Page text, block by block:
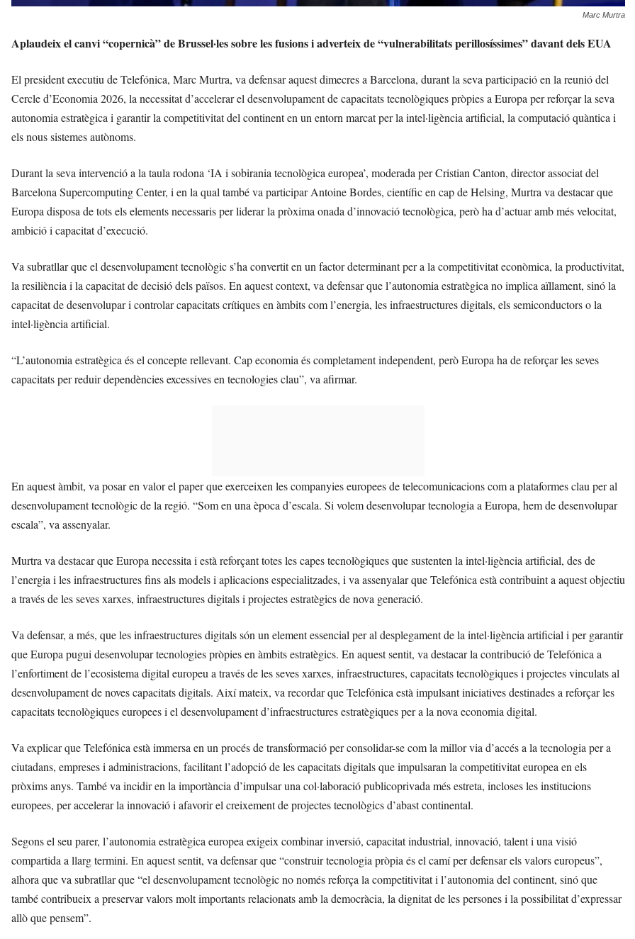
Marc Murtra
Aplaudeix el canvi “copernicà” de Brussel·les sobre les fusions i adverteix de “vulnerabilitats perillosíssimes” davant dels EUA
El president executiu de Telefónica, Marc Murtra, va defensar aquest dimecres a Barcelona, durant la seva participació en la reunió del
Cercle d’Economia 2026, la necessitat d’accelerar el desenvolupament de capacitats tecnològiques pròpies a Europa per reforçar la seva
autonomia estratègica i garantir la competitivitat del continent en un entorn marcat per la intel·ligència artificial, la computació quàntica i
els nous sistemes autònoms.
Durant la seva intervenció a la taula rodona ‘IA i sobirania tecnològica europea’, moderada per Cristian Canton, director associat del
Barcelona Supercomputing Center, i en la qual també va participar Antoine Bordes, científic en cap de Helsing, Murtra va destacar que
Europa disposa de tots els elements necessaris per liderar la pròxima onada d’innovació tecnològica, però ha d’actuar amb més velocitat,
ambició i capacitat d’execució.
Va subratllar que el desenvolupament tecnològic s’ha convertit en un factor determinant per a la competitivitat econòmica, la productivitat,
la resiliència i la capacitat de decisió dels països. En aquest context, va defensar que l’autonomia estratègica no implica aïllament, sinó la
capacitat de desenvolupar i controlar capacitats crítiques en àmbits com l’energia, les infraestructures digitals, els semiconductors o la
intel·ligència artificial.
“L’autonomia estratègica és el concepte rellevant. Cap economia és completament independent, però Europa ha de reforçar les seves
capacitats per reduir dependències excessives en tecnologies clau”, va afirmar.
En aquest àmbit, va posar en valor el paper que exerceixen les companyies europees de telecomunicacions com a plataformes clau per al
desenvolupament tecnològic de la regió. “Som en una època d’escala. Si volem desenvolupar tecnologia a Europa, hem de desenvolupar
escala”, va assenyalar.
Murtra va destacar que Europa necessita i està reforçant totes les capes tecnològiques que sustenten la intel·ligència artificial, des de
l’energia i les infraestructures fins als models i aplicacions especialitzades, i va assenyalar que Telefónica està contribuint a aquest objectiu
a través de les seves xarxes, infraestructures digitals i projectes estratègics de nova generació.
Va defensar, a més, que les infraestructures digitals són un element essencial per al desplegament de la intel·ligència artificial i per garantir
que Europa pugui desenvolupar tecnologies pròpies en àmbits estratègics. En aquest sentit, va destacar la contribució de Telefónica a
l’enfortiment de l’ecosistema digital europeu a través de les seves xarxes, infraestructures, capacitats tecnològiques i projectes vinculats al
desenvolupament de noves capacitats digitals. Així mateix, va recordar que Telefónica està impulsant iniciatives destinades a reforçar les
capacitats tecnològiques europees i el desenvolupament d’infraestructures estratègiques per a la nova economia digital.
Va explicar que Telefónica està immersa en un procés de transformació per consolidar-se com la millor via d’accés a la tecnologia per a
ciutadans, empreses i administracions, facilitant l’adopció de les capacitats digitals que impulsaran la competitivitat europea en els
pròxims anys. També va incidir en la importància d’impulsar una col·laboració publicoprivada més estreta, incloses les institucions
europees, per accelerar la innovació i afavorir el creixement de projectes tecnològics d’abast continental.
Segons el seu parer, l’autonomia estratègica europea exigeix combinar inversió, capacitat industrial, innovació, talent i una visió
compartida a llarg termini. En aquest sentit, va defensar que “construir tecnologia pròpia és el camí per defensar els valors europeus”,
alhora que va subratllar que “el desenvolupament tecnològic no només reforça la competitivitat i l’autonomia del continent, sinó que
també contribueix a preservar valors molt importants relacionats amb la democràcia, la dignitat de les persones i la possibilitat d’expressar
allò que pensem”.